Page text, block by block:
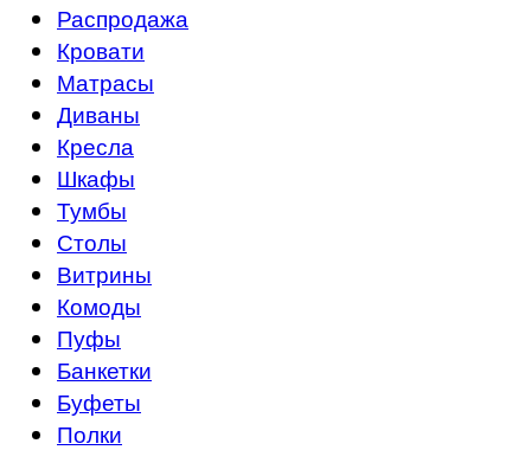
Распродажа
Кровати
Матрасы
Диваны
Кресла
Шкафы
Тумбы
Столы
Витрины
Комоды
Пуфы
Банкетки
Буфеты
Полки